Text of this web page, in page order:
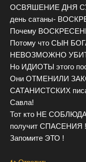
ОСВЯШЕНИЕ ДНЯ
день сатаны-
Почему
Потому что СЫН
НЕВОЗМОЖНО
Но ИДИОТЫ этого
Они ОТМЕНИЛИ
САТАНИСТСКИХ
Савла!
Тот кто НЕ
получит СПАСЕНИЯ !
Запомите ЭТО !